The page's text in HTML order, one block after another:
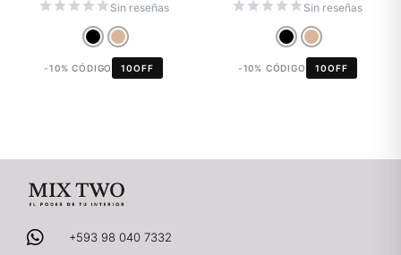
Sin reseñas
-10% CÓDIGO 10OFF
Sin reseñas
-10% CÓDIGO 10OFF
+593 98 040 7332